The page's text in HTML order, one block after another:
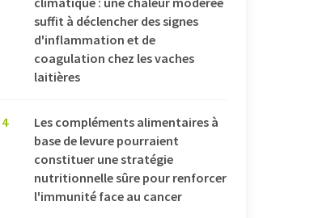
suffit à déclencher des signes
d'inflammation et de
coagulation chez les vaches
laitières
4
Les compléments alimentaires à
base de levure pourraient
constituer une stratégie
nutritionnelle sûre pour renforcer
l'immunité face au cancer